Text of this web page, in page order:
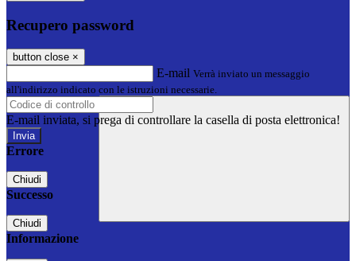
Recupero password
button close ×
E-mail Verrà inviato un messaggio
all'indirizzo indicato con le istruzioni necessarie.
E-mail inviata, si prega di controllare la casella di posta elettronica!
Errore
Chiudi
Successo
Chiudi
Informazione